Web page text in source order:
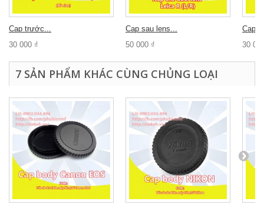
Cap trước...
30 000 ₫
Cap sau lens...
50 000 ₫
Cap
30
7 SẢN PHẨM KHÁC CÙNG CHỦNG LOẠI